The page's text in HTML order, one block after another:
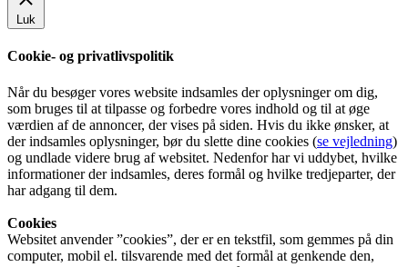
Luk
Cookie- og privatlivspolitik
Når du besøger vores website indsamles der oplysninger om dig,
som bruges til at tilpasse og forbedre vores indhold og til at øge
værdien af de annoncer, der vises på siden. Hvis du ikke ønsker, at
der indsamles oplysninger, bør du slette dine cookies (se vejledning)
og undlade videre brug af websitet. Nedenfor har vi uddybet, hvilke
informationer der indsamles, deres formål og hvilke tredjeparter, der
har adgang til dem.
Cookies
Websitet anvender ”cookies”, der er en tekstfil, som gemmes på din
computer, mobil el. tilsvarende med det formål at genkende den,